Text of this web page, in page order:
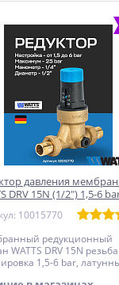
давления
DRV 15N (1/2") 1,5-6
под манометр
10015770
редукционный
WATTS DRV 15N
1,5-6 bar,